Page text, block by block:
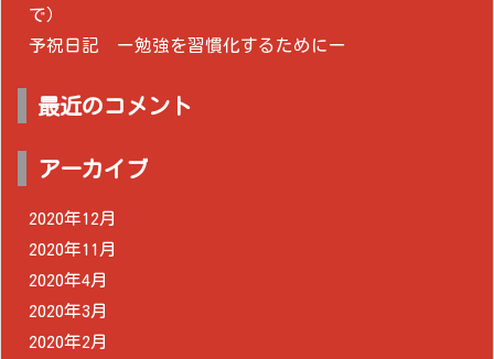
で）
予祝日記 ー勉強を習慣化するためにー
最近のコメント
アーカイブ
2020年12月
2020年11月
2020年4月
2020年3月
2020年2月